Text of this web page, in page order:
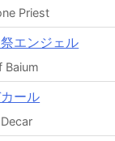
Priest
エンジェル
Baium
ール